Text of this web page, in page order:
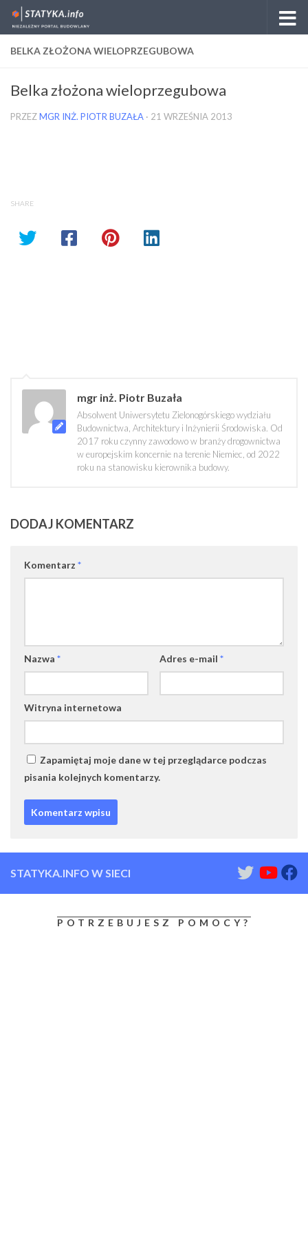
Skip to content
BELKA ZŁOŻONA WIELOPRZEGUBOWA
Belka złożona wieloprzegubowa
PRZEZMGR INŻ. PIOTR BUZAŁA · 21 WRZEŚNIA 2013
SHARE
mgr inż. Piotr Buzała
Absolwent Uniwersytetu Zielonogórskiego wydziału
Budownictwa, Architektury i Inżynierii Środowiska. Od
2017 roku czynny zawodowo w branży drogownictwa
w europejskim koncernie na terenie Niemiec, od 2022
roku na stanowisku kierownika budowy.
DODAJ KOMENTARZ
Komentarz *
Nazwa * Adres e-mail *
Witryna internetowa
Zapamiętaj moje dane w tej przeglądarce podczas
pisania kolejnych komentarzy.
STATYKA.INFO W SIECI
POTRZEBUJESZ POMOCY?